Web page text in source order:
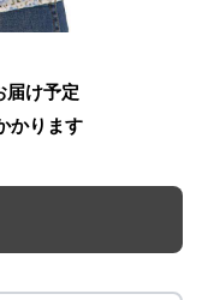
届け予定
かります